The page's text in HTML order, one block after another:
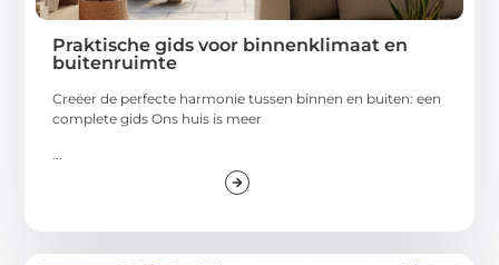
Praktische gids voor binnenklimaat en
buitenruimte
Creëer de perfecte harmonie tussen binnen en buiten: een
complete gids Ons huis is meer
...